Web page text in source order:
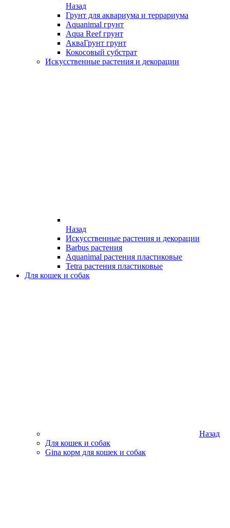
Назад
Грунт для аквариума и террариума
Aquanimal грунт
Aqua Reef грунт
АкваГрунт грунт
Кокосовый субстрат
Искусственные растения и декорации
Назад
Искусственные растения и декорации
Barbus растения
Aquanimal растения пластиковые
Tetra растения пластиковые
Для кошек и собак
Назад
Для кошек и собак
Gina корм для кошек и собак